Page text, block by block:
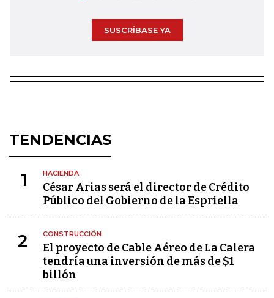
SUSCRÍBASE YA
TENDENCIAS
1 HACIENDA
César Arias será el director de Crédito
Público del Gobierno de la Espriella
2 CONSTRUCCIÓN
El proyecto de Cable Aéreo de La Calera
tendría una inversión de más de $1
billón